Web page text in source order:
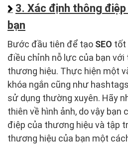
3. Xác định thông
bạn
Bước đầu tiên để tạo SEO tốt
điều chỉnh nỗ lực của bạn với
thương hiệu. Thực hiện một
khóa ngắn cũng như
sử dụng thường xuyên. Hãy
thiên về hình ảnh, do vậy bạn
điệp của thương hiệu và tập
thương hiệu của bạn một